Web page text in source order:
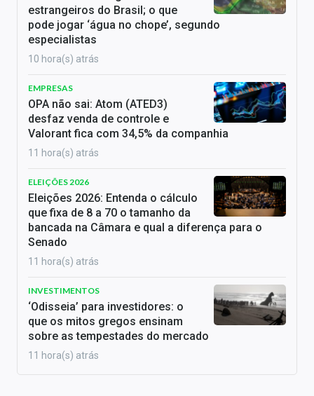
estrangeiros do Brasil; o que
pode jogar ‘água no chope’, segundo
especialistas
10 hora(s) atrás
EMPRESAS
OPA não sai: Atom (ATED3)
desfaz venda de controle e
Valorant fica com 34,5% da companhia
11 hora(s) atrás
ELEIÇÕES 2026
Eleições 2026: Entenda o cálculo
que fixa de 8 a 70 o tamanho da
bancada na Câmara e qual a diferença para o
Senado
11 hora(s) atrás
INVESTIMENTOS
‘Odisseia’ para investidores: o
que os mitos gregos ensinam
sobre as tempestades do mercado
11 hora(s) atrás